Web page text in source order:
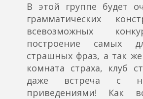
В этой группе будет
грамматических
всевозможных
построение самых
страшных фраз, а так
комната страха, клуб
даже встреча с
приведениями! Как